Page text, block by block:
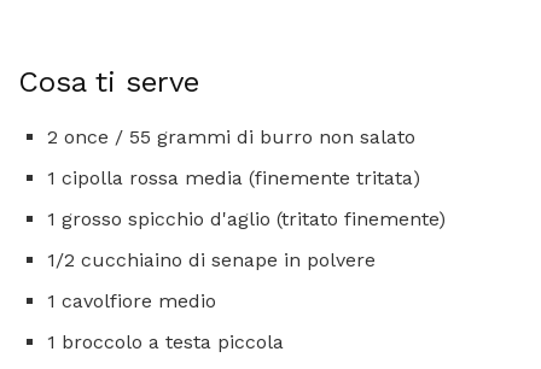
Cosa ti serve
2 once / 55 grammi di burro non salato
1 cipolla rossa media (finemente tritata)
1 grosso spicchio d'aglio (tritato finemente)
1/2 cucchiaino di senape in polvere
1 cavolfiore medio
1 broccolo a testa piccola